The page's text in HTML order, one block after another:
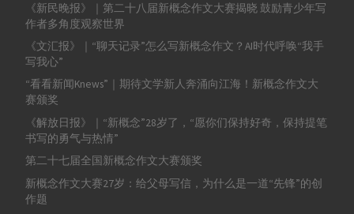
《新民晚报》｜第二十八届新概念作文大赛揭晓 鼓励青少年写
作者多角度观察世界
《文汇报》｜“聊天记录”怎么写新概念作文？AI时代呼唤“我手
写我心”
“看看新闻Knews”｜期待文学新人奔涌向江海！新概念作文大
赛颁奖
《解放日报》｜“新概念”28岁了，“愿你们保持好奇，保持提笔
书写的勇气与热情”
第二十七届全国新概念作文大赛颁奖
新概念作文大赛27岁：给父母写信，为什么是一道“先锋”的创
作题